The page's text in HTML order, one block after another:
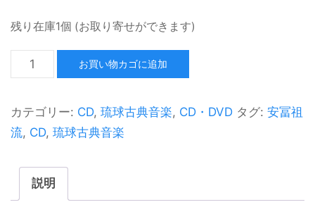
残り在庫1個 (お取り寄せができます)
お買い物カゴに追加
カテゴリー: CD, 琉球古典音楽, CD・DVD タグ: 安冨祖
流, CD, 琉球古典音楽
説明